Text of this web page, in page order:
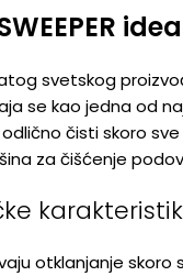
svetskog
se kao jedna od
čisti skoro
za čišćenje
otklanjanje skoro